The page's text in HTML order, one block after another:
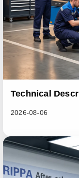
Technical
2026-08-06